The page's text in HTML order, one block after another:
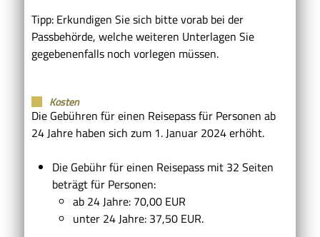
Tipp: Erkundigen Sie sich bitte vorab bei der
Passbehörde, welche weiteren Unterlagen Sie
gegebenenfalls noch vorlegen müssen.
Kosten
Die Gebühren für einen Reisepass für Personen ab
24 Jahre haben sich zum 1. Januar 2024 erhöht.
Die Gebühr für einen Reisepass mit 32 Seiten
beträgt für Personen:
ab 24 Jahre: 70,00 EUR
unter 24 Jahre: 37,50 EUR.